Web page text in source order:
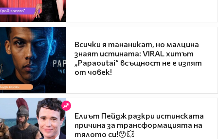
Всички я тананикат, но малцина
знаят истината: VIRAL хитът
„Papaoutai“ всъщност не е изпят
от човек!
Елиът Пейдж разкри истинската
причина за трансформацията на
тялото си!😯💥